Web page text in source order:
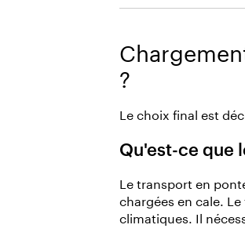
?
Le choix final est
Qu'est-ce que
Le transport en
chargées en cale.
climatiques. Il